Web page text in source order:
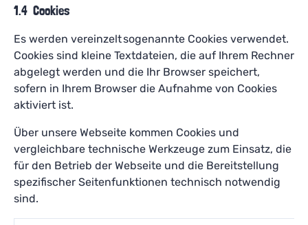
1.4 Cookies
Es werden vereinzelt sogenannte Cookies verwendet.
Cookies sind kleine Textdateien, die auf Ihrem Rechner
abgelegt werden und die Ihr Browser speichert,
sofern in Ihrem Browser die Aufnahme von Cookies
aktiviert ist.
Über unsere Webseite kommen Cookies und
vergleichbare technische Werkzeuge zum Einsatz, die
für den Betrieb der Webseite und die Bereitstellung
spezifischer Seitenfunktionen technisch notwendig
sind.